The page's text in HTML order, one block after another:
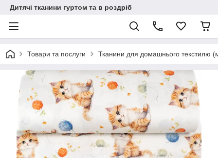
Дитячі тканини гуртом та в роздріб
Товари та послуги Тканини для домашнього текстилю